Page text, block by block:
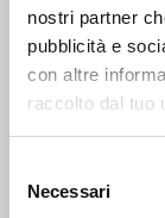
nostri partner
pubblicità e
con altre
raccolto dal tuo
delNecessari
LABORATORIO
30